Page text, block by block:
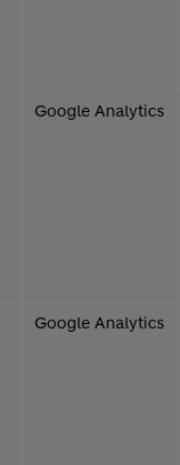
Google Analytics
Google Analytics